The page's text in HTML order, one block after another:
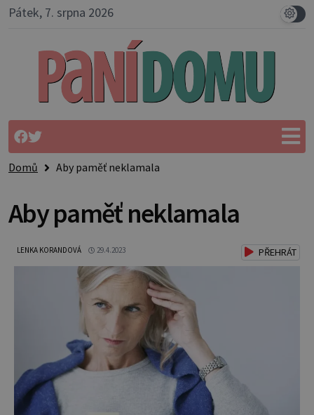
Pátek, 7. srpna 2026
Domů Aby paměť neklamala
Aby paměť neklamala
LENKA KORANDOVÁ 29.4.2023 PŘEHRÁT